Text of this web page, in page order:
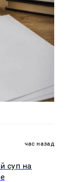
час назад
суп на